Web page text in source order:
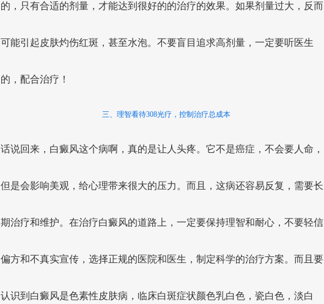
的，只有合适的剂量，才能达到很好的的治疗的效果。如果剂量过大，反而
可能引起皮肤灼伤红斑，甚至水泡。不要盲目追求高剂量，一定要听医生
的，配合治疗！
三、理智看待308光疗，控制治疗总成本
话说回来，白癜风这个病啊，真的是让人头疼。它不是癌症，不会要人命，
但是会影响美观，给心理带来很大的压力。而且，这病还容易反复，需要长
期治疗和维护。在治疗白癜风的道路上，一定要保持理智和耐心，不要轻信
偏方和不真实宣传，选择正规的医院和医生，制定科学的治疗方案。而且要
认识到白癜风是色素性皮肤病，临床白斑症状颜色乳白色，瓷白色，淡白